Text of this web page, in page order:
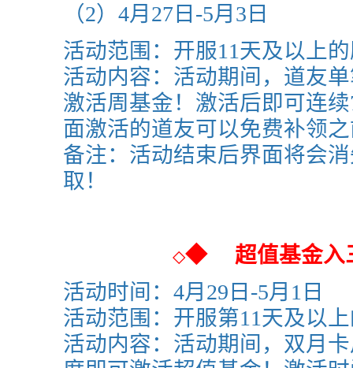
（2）4月27日-5月3日
活动范围： 开服11天及以上
活动内容：活动期间，道友
激活周基金！激活后即可连
面激活的道友可以免费补领
备注：活动结束后界面将会
取！
◇◆
超值基金入
活动时间：4月29日-5月1日
活动范围：开服第11天及以
活动内容：活动期间，双月